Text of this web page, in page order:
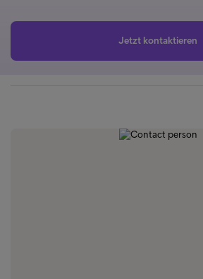
Jetzt kontaktieren